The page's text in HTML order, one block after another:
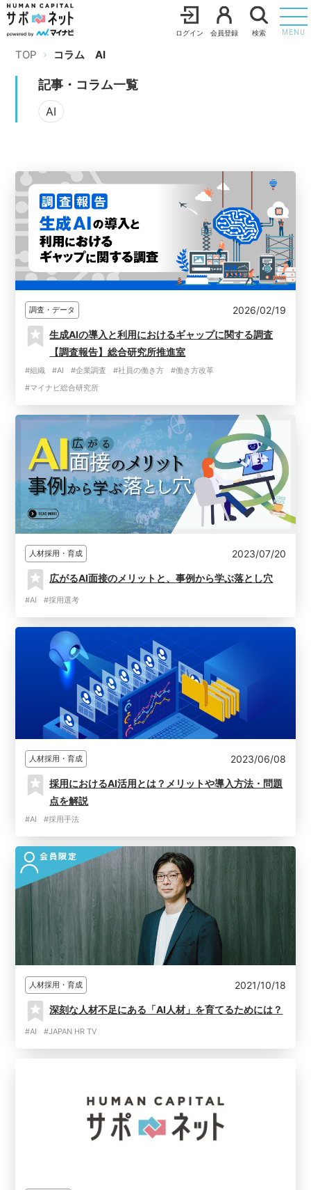
ログイン 会員登録 検索 MENU
TOP コラムAI
記事・コラム一覧
AI
調査・データ 2026/02/19
生成AIの導入と利用におけるギャップに関する調査
【調査報告】総合研究所推進室
#組織 #AI #企業調査 #社員の働き方
#働き方改革
#マイナビ総合研究所
人材採用・育成 2023/07/20
広がるAI面接のメリットと、事例から学ぶ落とし穴
#AI #採用選考
人材採用・育成 2023/06/08
採用におけるAI活用とは？メリットや導入方法・問題
点を解説
#AI #採用手法
人材採用・育成 2021/10/18
深刻な人材不足にある「AI人材」を育てるためには？
#AI #JAPAN HR TV